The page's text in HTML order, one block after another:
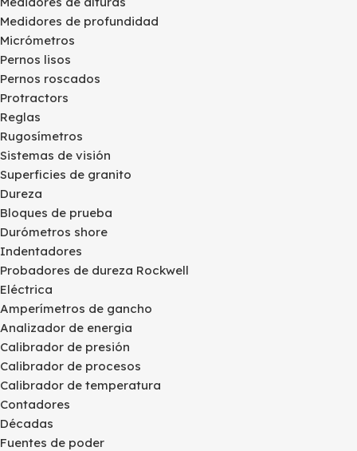
Medidores de profundidad
Micrómetros
Pernos lisos
Pernos roscados
Protractors
Reglas
Rugosímetros
Sistemas de visión
Superficies de granito
Dureza
Bloques de prueba
Durómetros shore
Indentadores
Probadores de dureza Rockwell
Eléctrica
Amperímetros de gancho
Analizador de energia
Calibrador de presión
Calibrador de procesos
Calibrador de temperatura
Contadores
Décadas
Fuentes de poder